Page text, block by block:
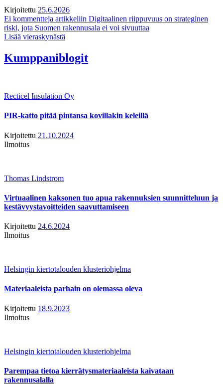
Kirjoitettu 25.6.2026
Ei kommentteja artikkeliin Digitaalinen riippuvuus on strateginen
riski, jota Suomen rakennusala ei voi sivuuttaa
Lisää vieraskynästä
Kumppaniblogit
Recticel Insulation Oy
PIR-katto pitää pintansa kovillakin keleillä
Kirjoitettu 21.10.2024
Ilmoitus
Thomas Lindstrom
Virtuaalinen kaksonen tuo apua rakennuksien suunnitteluun ja
kestävyystavoitteiden saavuttamiseen
Kirjoitettu 24.6.2024
Ilmoitus
Helsingin kiertotalouden klusteriohjelma
Materiaaleista parhain on olemassa oleva
Kirjoitettu 18.9.2023
Ilmoitus
Helsingin kiertotalouden klusteriohjelma
Parempaa tietoa kierrätysmateriaaleista kaivataan
rakennusalalla